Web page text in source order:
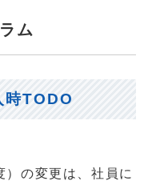
ム
時TODO
）の変更は、社員に